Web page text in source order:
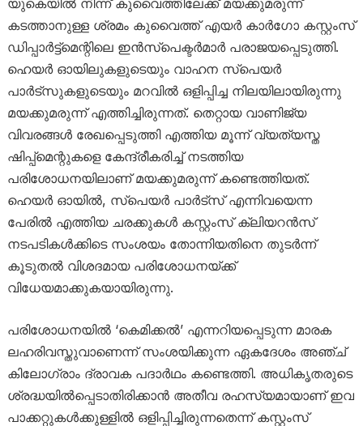
കടത്താനുള്ള ശ്രമം കുവൈത്ത് എയർ കാർഗോ കസ്റ്റംസ്
ഡിപ്പാർട്ട്‌മെന്റിലെ ഇൻസ്പെക്ടർമാർ പരാജയപ്പെടുത്തി.
ഹെയർ ഓയിലുകളുടെയും വാഹന സ്പെയർ
പാർട്സുകളുടെയും മറവിൽ ഒളിപ്പിച്ച നിലയിലായിരുന്നു
മയക്കുമരുന്ന് എത്തിച്ചിരുന്നത്. തെറ്റായ വാണിജ്യ
വിവരങ്ങൾ രേഖപ്പെടുത്തി എത്തിയ മൂന്ന് വ്യത്യസ്ത
ഷിപ്പ്‌മെന്റുകളെ കേന്ദ്രീകരിച്ച് നടത്തിയ
പരിശോധനയിലാണ് മയക്കുമരുന്ന് കണ്ടെത്തിയത്.
ഹെയർ ഓയിൽ, സ്പെയർ പാർട്സ് എന്നിവയെന്ന
പേരിൽ എത്തിയ ചരക്കുകൾ കസ്റ്റംസ് ക്ലിയറൻസ്
നടപടികൾക്കിടെ സംശയം തോന്നിയതിനെ തുടർന്ന്
കൂടുതൽ വിശദമായ പരിശോധനയ്ക്ക്
വിധേയമാക്കുകയായിരുന്നു.
പരിശോധനയിൽ ‘കെമിക്കൽ’ എന്നറിയപ്പെടുന്ന മാരക
ലഹരിവസ്തുവാണെന്ന് സംശയിക്കുന്ന ഏകദേശം അഞ്ച്
കിലോഗ്രാം ദ്രാവക പദാർഥം കണ്ടെത്തി. അധികൃതരുടെ
ശ്രദ്ധയിൽപ്പെടാതിരിക്കാൻ അതീവ രഹസ്യമായാണ് ഇവ
പാക്കറ്റുകൾക്കുള്ളിൽ ഒളിപ്പിച്ചിരുന്നതെന്ന് കസ്റ്റംസ്